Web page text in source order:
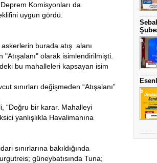
Komisyonları da
uygun gördü.
burada atış alanı
"Atışalanı" olarak isimlendirilmişti.
bu mahalleleri kapsayan isim
sınırları değişmeden “Atışalanı”
“Doğru bir karar. Mahalleyi
yanlışlıkla Havalimanına
sınırlarına bakıldığında
güneybatısında Tuna;